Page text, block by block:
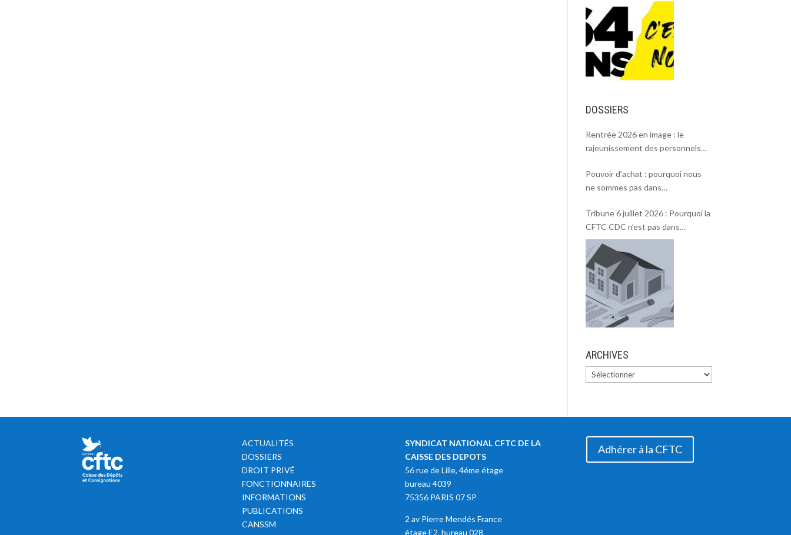
DOSSIERS
Rentrée 2026 en image : le
rajeunissement des personnels
Pouvoir d’achat : pourquoi nous
ne sommes pas dans
Tribune 6 juillet 2026 : Pourquoi la
CFTC CDC n’est pas dans
l’intersyndicale « Pouvoir d’achat »
et Rentrée 2026 .
ARCHIVES
ACTUALITÉS
DOSSIERS
DROIT PRIVÉ
FONCTIONNAIRES
INFORMATIONS
PUBLICATIONS
CANSSM
SYNDICAT NATIONAL CFTC DE LA
CAISSE DES DEPOTS
56 rue de Lille, 4éme étage
bureau 4039
75356 PARIS 07 SP
2 av Pierre Mendés France
étage E2, bureau 028
Adhérer à la CFTC